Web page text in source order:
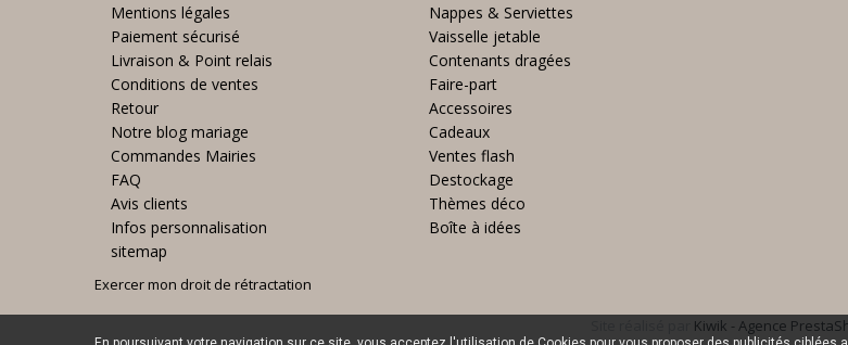
Mentions légales
Paiement sécurisé
Livraison & Point relais
Conditions de ventes
Retour
Notre blog mariage
Commandes Mairies
FAQ
Avis clients
Infos personnalisation
sitemap
Nappes & Serviettes
Vaisselle jetable
Contenants dragées
Faire-part
Accessoires
Cadeaux
Ventes flash
Destockage
Thèmes déco
Boîte à idées
Exercer mon droit de rétractation
Kiwik - Agence